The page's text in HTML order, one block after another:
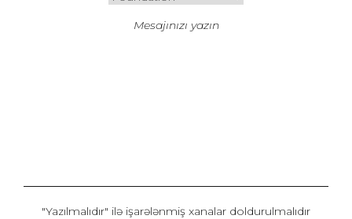
"Yazılmalıdır" ilə işarələnmiş xanalar doldurulmalıdır